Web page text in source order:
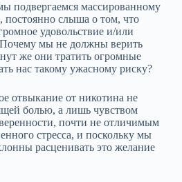
подвергаемся массированному
слыша о том, что
удовольствие и/или
мы не должны верить
же они тратить огромные
нас такому ужасному риску?
отвыкание от никотина не
болью, а лишь чувством
почти не отличимым
стресса, и поскольку мы
расценивать это желание